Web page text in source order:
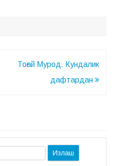
Тоғай Мурод. Кундалик
дафтардан